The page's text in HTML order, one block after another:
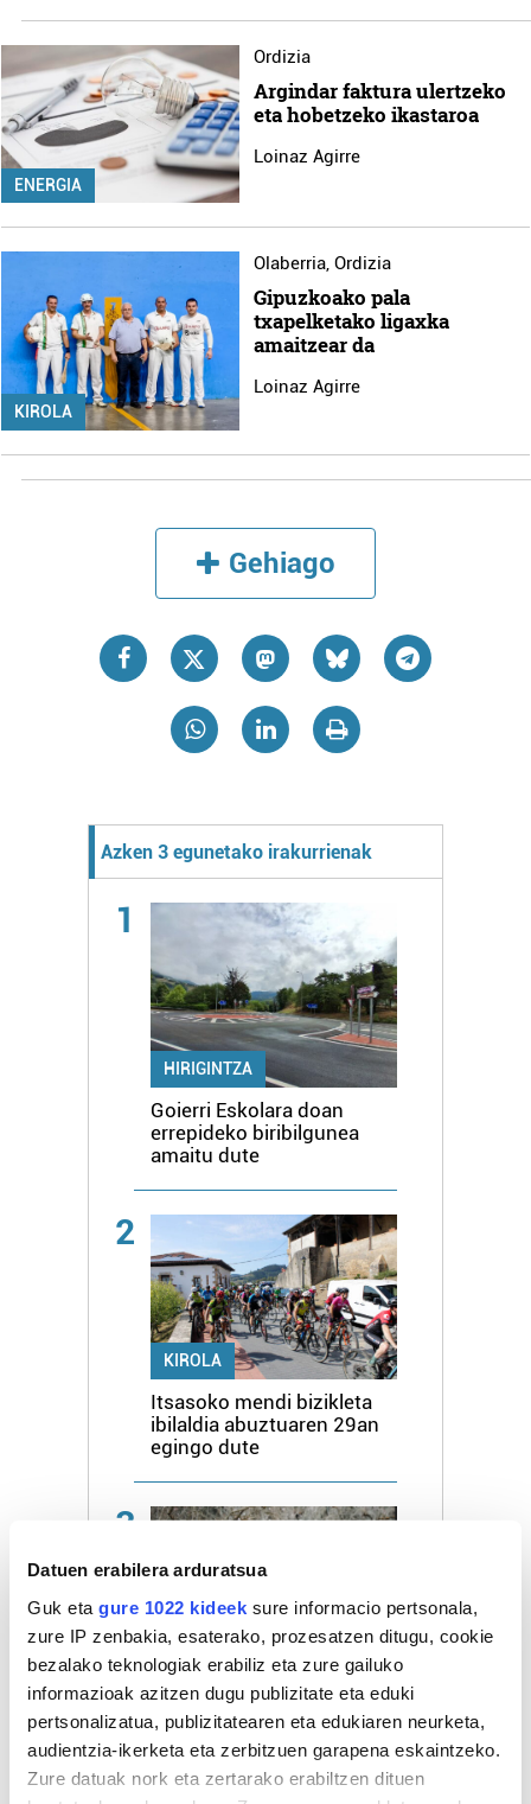
Datuen erabilera arduratsua
Guk eta gure 1022 kideek sure informacio pertsonala,
zure IP zenbakia, esaterako, prozesatzen ditugu, cookie
bezalako teknologiak erabiliz eta zure gailuko
informazioak azitzen dugu publizitate eta eduki
pertsonalizatua, publizitatearen eta edukiaren neurketa,
audientzia-ikerketa eta zerbitzuen garapena eskaintzeko.
Zure datuak nork eta zertarako erabiltzen dituen
ENERGIA
Ordizia
Argindar faktura ulertzeko
eta hobetzeko ikastaroa
Loinaz Agirre
KIROLA
Olaberria, Ordizia
Gipuzkoako pala
txapelketako ligaxka
amaitzear da
Loinaz Agirre
Gehiago
Azken 3 egunetako irakurrienak
1
HIRIGINTZA
Goierri Eskolara doan
errepideko biribilgunea
amaitu dute
2
KIROLA
Itsasoko mendi bizikleta
ibilaldia abuztuaren 29an
egingo dute
3
KIROLA
Xabier Berasategik 2028ra
arte berritu du
Euskaltelekin